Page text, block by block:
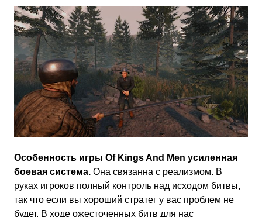
Особенность игры Of Kings And Men усиленная
боевая система. Она связанна с реализмом. В
руках игроков полный контроль над исходом битвы,
так что если вы хороший стратег у вас проблем не
будет. В ходе ожесточенных битв для нас